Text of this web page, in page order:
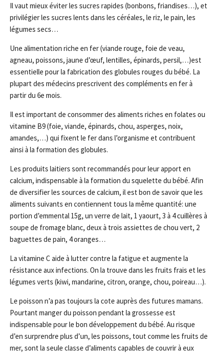
Il vaut mieux éviter les sucres rapides (bonbons, friandises…), et
privilégier les sucres lents dans les céréales, le riz, le pain, les
légumes secs…
Une alimentation riche en fer (viande rouge, foie de veau,
agneau, poissons, jaune d’œuf, lentilles, épinards, persil,…)est
essentielle pour la fabrication des globules rouges du bébé. La
plupart des médecins prescrivent des compléments en fer à
partir du 6e mois.
Il est important de consommer des aliments riches en folates ou
vitamine B9 (foie, viande, épinards, chou, asperges, noix,
amandes,…) qui fixent le fer dans l’organisme et contribuent
ainsi à la formation des globules.
Les produits laitiers sont recommandés pour leur apport en
calcium, indispensable à la formation du squelette du bébé. Afin
de diversifier les sources de calcium, il est bon de savoir que les
aliments suivants en contiennent tous la même quantité: une
portion d’emmental 15g, un verre de lait, 1 yaourt, 3 à 4 cuillères à
soupe de fromage blanc, deux à trois assiettes de chou vert, 2
baguettes de pain, 4 oranges…
La vitamine C aide à lutter contre la fatigue et augmente la
résistance aux infections. On la trouve dans les fruits frais et les
légumes verts (kiwi, mandarine, citron, orange, chou, poireau…).
Le poisson n’a pas toujours la cote auprès des futures mamans.
Pourtant manger du poisson pendant la grossesse est
indispensable pour le bon développement du bébé. Au risque
d’en surprendre plus d’un, les poissons, tout comme les fruits de
mer, sont la seule classe d’aliments capables de couvrir à eux